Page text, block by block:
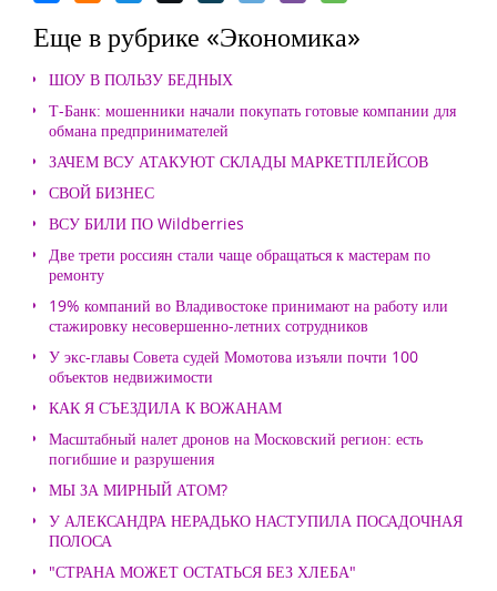
Еще в рубрике «Экономика»
ШОУ В ПОЛЬЗУ БЕДНЫХ
Т-Банк: мошенники начали покупать готовые компании для
обмана предпринимателей
ЗАЧЕМ ВСУ АТАКУЮТ СКЛАДЫ МАРКЕТПЛЕЙСОВ
СВОЙ БИЗНЕС
ВСУ БИЛИ ПО Wildberries
Две трети россиян стали чаще обращаться к мастерам по
ремонту
19% компаний во Владивостоке принимают на работу или
стажировку несовершенно-летних сотрудников
У экс-главы Совета судей Момотова изъяли почти 100
объектов недвижимости
КАК Я СЪЕЗДИЛА К ВОЖАНАМ
Масштабный налет дронов на Московский регион: есть
погибшие и разрушения
МЫ ЗА МИРНЫЙ АТОМ?
У АЛЕКСАНДРА НЕРАДЬКО НАСТУПИЛА ПОСАДОЧНАЯ
ПОЛОСА
"СТРАНА МОЖЕТ ОСТАТЬСЯ БЕЗ ХЛЕБА"